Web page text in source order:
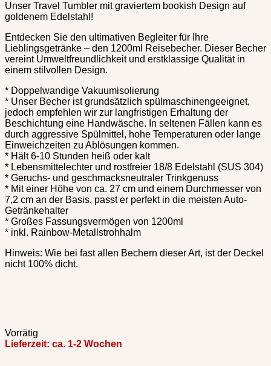
Unser Travel Tumbler mit graviertem bookish Design auf
goldenem Edelstahl!
Entdecken Sie den ultimativen Begleiter für Ihre
Lieblingsgetränke – den 1200ml Reisebecher. Dieser Becher
vereint Umweltfreundlichkeit und erstklassige Qualität in
einem stilvollen Design.
* Doppelwandige Vakuumisolierung
* Unser Becher ist grundsätzlich spülmaschinengeeignet,
jedoch empfehlen wir zur langfristigen Erhaltung der
Beschichtung eine Handwäsche. In seltenen Fällen kann es
durch aggressive Spülmittel, hohe Temperaturen oder lange
Einweichzeiten zu Ablösungen kommen.
* Hält 6-10 Stunden heiß oder kalt
* Lebensmittelechter und rostfreier 18/8 Edelstahl (SUS 304)
* Geruchs- und geschmacksneutraler Trinkgenuss
* Mit einer Höhe von ca. 27 cm und einem Durchmesser von
7,2 cm an der Basis, passt er perfekt in die meisten Auto-
Getränkehalter
* Großes Fassungsvermögen von 1200ml
* inkl. Rainbow-Metallstrohhalm
Hinweis: Wie bei fast allen Bechern dieser Art, ist der Deckel
nicht 100% dicht.
Vorrätig
Lieferzeit: ca. 1-2 Wochen